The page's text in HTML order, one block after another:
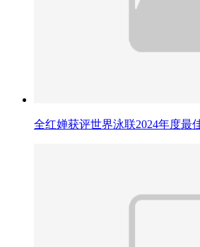
全红婵获评世界泳联2024年度最